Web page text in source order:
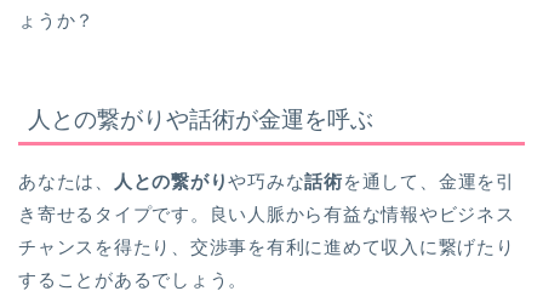
ょうか？
人との繋がりや話術が金運を呼ぶ
あなたは、 人との繋がりや巧みな話術を通して、金運を引
き寄せるタイプです。良い人脈から有益な情報やビジネス
チャンスを得たり、交渉事を有利に進めて収入に繋げたり
することがあるでしょう。